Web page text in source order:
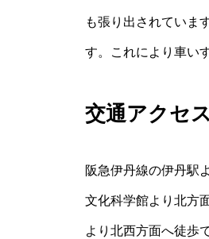
も張り出されていま
す。これにより車い
交通アクセス
阪急伊丹線の伊丹駅
文化科学館より北方
より北西方面へ徒歩